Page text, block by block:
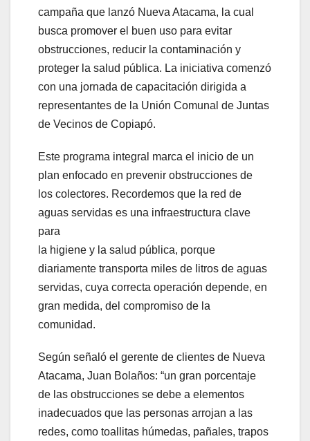
campaña que lanzó Nueva Atacama, la cual
busca promover el buen uso para evitar
obstrucciones, reducir la contaminación y
proteger la salud pública. La iniciativa comenzó
con una jornada de capacitación dirigida a
representantes de la Unión Comunal de Juntas
de Vecinos de Copiapó.
Este programa integral marca el inicio de un
plan enfocado en prevenir obstrucciones de
los colectores. Recordemos que la red de
aguas servidas es una infraestructura clave
para
la higiene y la salud pública, porque
diariamente transporta miles de litros de aguas
servidas, cuya correcta operación depende, en
gran medida, del compromiso de la
comunidad.
Según señaló el gerente de clientes de Nueva
Atacama, Juan Bolaños: “un gran porcentaje
de las obstrucciones se debe a elementos
inadecuados que las personas arrojan a las
redes, como toallitas húmedas, pañales, trapos